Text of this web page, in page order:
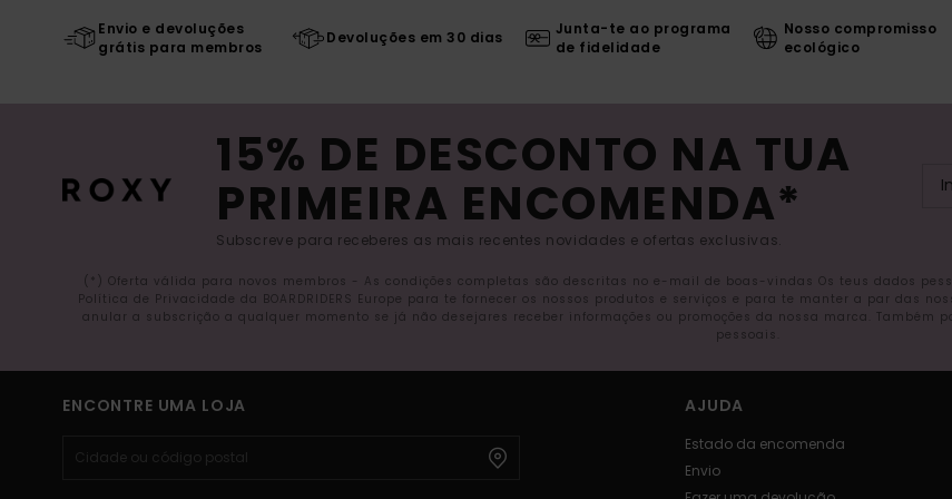
Envio e devoluções
grátis para membros
Devoluções em 30 dias
Junta-te ao programa
de fidelidade
Nosso compromisso
ecológico
15% DE DESCONTO NA TUA
PRIMEIRA ENCOMENDA*
Subscreve para receberes as mais recentes novidades e ofertas exclusivas.
(*) Oferta válida para novos membros - As condições completas são descritas no e-mail de boas-vindas Os teus dados
Política de Privacidade da BOARDRIDERS Europe para te fornecer os nossos produtos e serviços e para te manter a par das
anular a subscrição a qualquer momento se já não desejares receber informações ou promoções da nossa marca.
pessoais.
ENCONTRE UMA LOJA AJUDA
Estado da encomenda
Envio